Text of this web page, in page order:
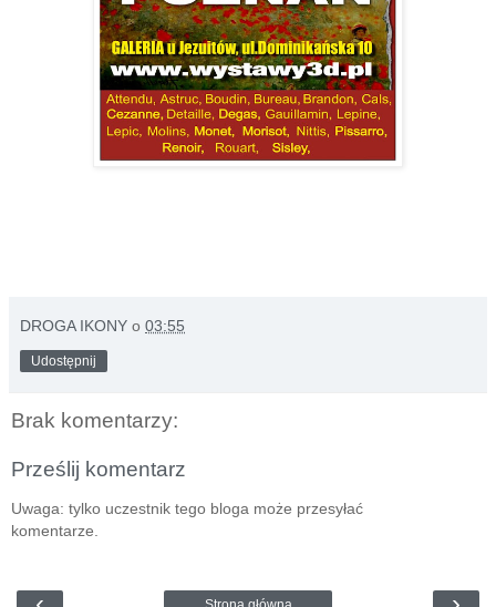
DROGA IKONY o 03:55
Udostępnij
Brak komentarzy:
Prześlij komentarz
Uwaga: tylko uczestnik tego bloga może przesyłać
komentarze.